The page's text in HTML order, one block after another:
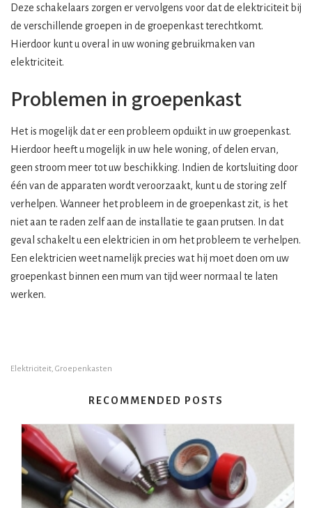
Deze schakelaars zorgen er vervolgens voor dat de elektriciteit bij
de verschillende groepen in de groepenkast terechtkomt.
Hierdoor kunt u overal in uw woning gebruikmaken van
elektriciteit.
Problemen in groepenkast
Het is mogelijk dat er een probleem opduikt in uw groepenkast.
Hierdoor heeft u mogelijk in uw hele woning, of delen ervan,
geen stroom meer tot uw beschikking. Indien de kortsluiting door
één van de apparaten wordt veroorzaakt, kunt u de storing zelf
verhelpen. Wanneer het probleem in de groepenkast zit, is het
niet aan te raden zelf aan de installatie te gaan prutsen. In dat
geval schakelt u een elektricien in om het probleem te verhelpen.
Een elektricien weet namelijk precies wat hij moet doen om uw
groepenkast binnen een mum van tijd weer normaal te laten
werken.
Elektriciteit Groepenkasten
RECOMMENDED POSTS